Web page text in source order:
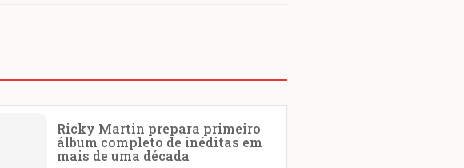
Ricky Martin prepara primeiro
álbum completo de inéditas em
mais de uma década